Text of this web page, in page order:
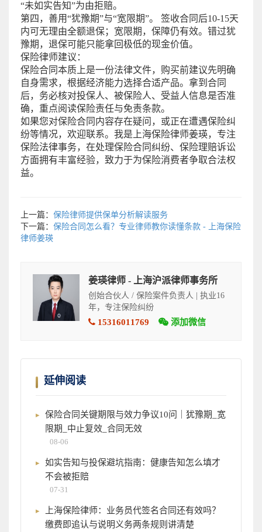
“未如实告知”为由拒赔。
第四，善用“犹豫期”与“宽限期”。 签收合同后10-15天
内可无理由全额退保；宽限期，保障仍有效。错过犹
豫期，退保可能只能拿回极低的现金价值。
保险律师建议：
保险合同本质上是一份法律文件，购买前建议先明确
自身需求，根据经济能力选择合适产品。拿到合同
后，务必核对投保人、被保险人、受益人信息是否准
确，重点阅读保险责任与免责条款。
如果您对保险合同内容存在疑问，或正在遭遇保险纠
纷等情况，欢迎联系。我是上海保险律师姜瑛，专注
保险法律事务，在处理保险合同纠纷、保险理赔诉讼
方面拥有丰富经验，致力于为保险消费者争取合法权
益。
上一篇： 保险律师提供保单分析解读服务
下一篇： 保险合同怎么看？专业律师教你读懂条款 - 上海保险
律师姜瑛
姜瑛律师 - 上海沪派律师事务所
创始合伙人 / 保险案件负责人 | 执业16
年，专注保险纠纷
15316011769 添加微信
延伸阅读
保险合同关键期限与效力争议10问｜犹豫期_宽
限期_中止复效_合同无效
08-06
如实告知与投保避坑指南：健康告知怎么填才
不会被拒赔
07-31
上海保险律师：业务员代签名合同还有效吗？
缴费即追认与说明义务两条规则讲清楚